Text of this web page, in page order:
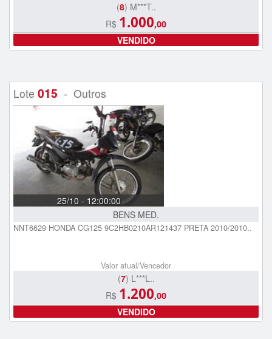
(8) M***T..
R$ 1.000,00
VENDIDO
Lote 015 - Outros
25/10 - 12:00:00
BENS MED.
NNT6629 HONDA CG125 9C2HB0210AR121437 PRETA 2010/2010..
Valor atual/Vencedor
(7) L***L..
R$ 1.200,00
VENDIDO